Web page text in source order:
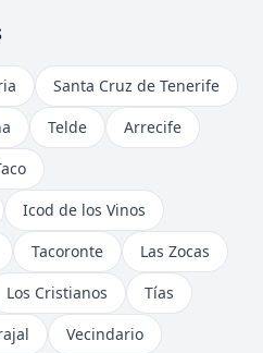
Santa Cruz de Tenerife
Telde
Arrecife
Icod de los Vinos
Tacoronte
Las Zocas
Los Cristianos
Tías
Vecindario